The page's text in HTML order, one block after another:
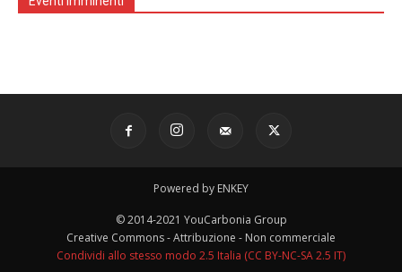
Powered by ENKEY
© 2014-2021 YouCarbonia Group
Creative Commons - Attribuzione - Non commerciale
Condividi allo stesso modo 2.5 Italia (CC BY-NC-SA 2.5 IT)